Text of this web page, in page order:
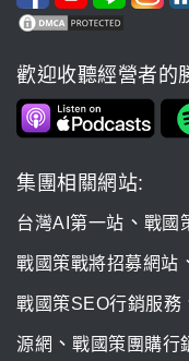
歡迎收聽經營者的
集團相關網站:
台灣AI第一站 、 戰國
戰國策戰將招募網站
戰國策SEO行銷服務
源網 、 戰國策團購行